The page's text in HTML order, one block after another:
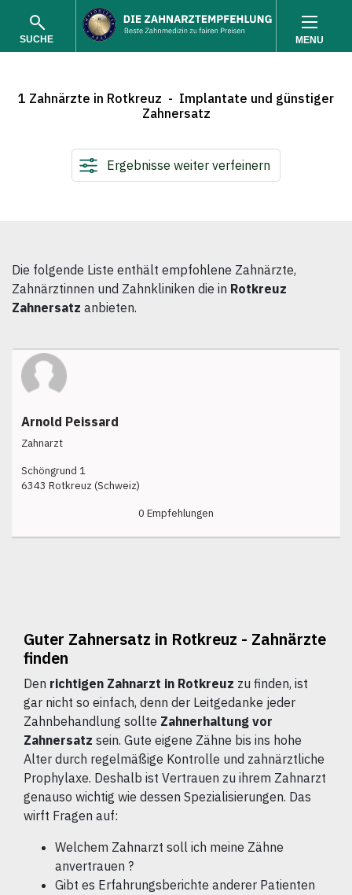
SUCHE MENU
1 Zahnärzte in Rotkreuz - Implantate und günstiger
Zahnersatz
Ergebnisse weiter verfeinern
Die folgende Liste enthält empfohlene Zahnärzte,
Zahnärztinnen und Zahnkliniken die in Rotkreuz
Zahnersatz anbieten.
Arnold Peissard
Zahnarzt
Schöngrund 1
6343 Rotkreuz (Schweiz)
0 Empfehlungen
Guter Zahnersatz in Rotkreuz - Zahnärzte
finden
Den richtigen Zahnarzt in Rotkreuz zu finden, ist
gar nicht so einfach, denn der Leitgedanke jeder
Zahnbehandlung sollte Zahnerhaltung vor
Zahnersatz sein. Gute eigene Zähne bis ins hohe
Alter durch regelmäßige Kontrolle und zahnärztliche
Prophylaxe. Deshalb ist Vertrauen zu ihrem Zahnarzt
genauso wichtig wie dessen Spezialisierungen. Das
wirft Fragen auf:
Welchem Zahnarzt soll ich meine Zähne
anvertrauen ?
Gibt es Erfahrungsberichte anderer Patienten